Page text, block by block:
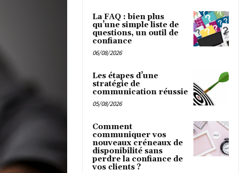
La FAQ : bien plus
qu’une simple liste de
questions, un outil de
confiance
06/08/2026
Les étapes d’une
stratégie de
communication réussie
05/08/2026
Comment
communiquer vos
nouveaux créneaux de
disponibilité sans
perdre la confiance de
vos clients ?